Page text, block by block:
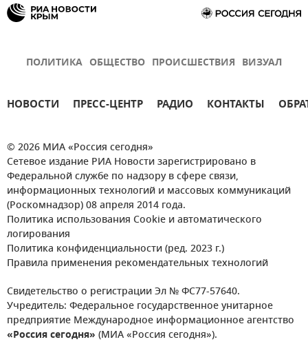
ПОЛИТИКА ОБЩЕСТВО ПРОИСШЕСТВИЯ ВИЗУАЛ
НОВОСТИ ПРЕСС-ЦЕНТР РАДИО КОНТАКТЫ
© 2026 МИА «Россия сегодня»
Сетевое издание РИА Новости зарегистрировано в
Федеральной службе по надзору в сфере связи,
информационных технологий и массовых коммуникаций
(Роскомнадзор) 08 апреля 2014 года.
Политика использования Cookie и автоматического
логирования
Политика конфиденциальности (ред. 2023 г.)
Правила применения рекомендательных технологий
Свидетельство о регистрации Эл № ФС77-57640.
Учредитель: Федеральное государственное унитарное
предприятие Международное информационное агентство
«Россия сегодня» (МИА «Россия сегодня»).